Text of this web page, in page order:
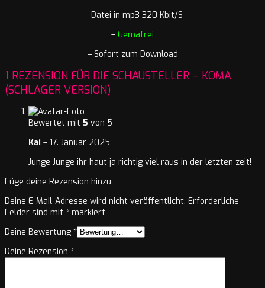
– Datei in mp3 320 Kbit/S
– Gemafrei
– Sofort zum Download
1 REZENSION FÜR DIE SCHAUSTELLER – KOMA
(SCHLAGER VERSION)
Bewertet mit 5 von 5
Kai – 17. Januar 2025
Junge Junge ihr haut ja richtig viel raus in der letzten zeit!
Füge deine Rezension hinzu
Deine E-Mail-Adresse wird nicht veröffentlicht. Erforderliche
Felder sind mit * markiert
Deine Bewertung *
Deine Rezension *